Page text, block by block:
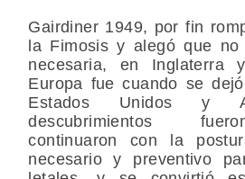
Gairdiner 1949, por fin
la Fimosis y alegó que
necesaria, en Inglaterra
Europa fue cuando se
Estados Unidos y
descubrimientos
continuaron con la
necesario y preventivo